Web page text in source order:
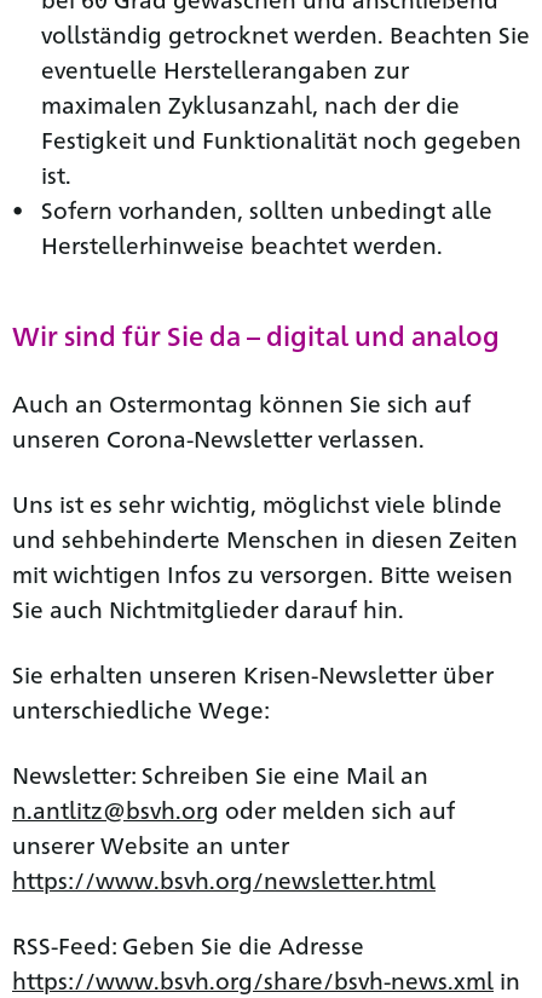
vollständig getrocknet werden. Beachten Sie
eventuelle Herstellerangaben zur
maximalen Zyklusanzahl, nach der die
Festigkeit und Funktionalität noch gegeben
ist.
Sofern vorhanden, sollten unbedingt alle
Herstellerhinweise beachtet werden.
Wir sind für Sie da – digital und analog
Auch an Ostermontag können Sie sich auf
unseren Corona-Newsletter verlassen.
Uns ist es sehr wichtig, möglichst viele blinde
und sehbehinderte Menschen in diesen Zeiten
mit wichtigen Infos zu versorgen. Bitte weisen
Sie auch Nichtmitglieder darauf hin.
Sie erhalten unseren Krisen-Newsletter über
unterschiedliche Wege:
Newsletter: Schreiben Sie eine Mail an
n.antlitz@bsvh.org oder melden sich auf
unserer Website an unter
https://www.bsvh.org/newsletter.html
RSS-Feed: Geben Sie die Adresse
https://www.bsvh.org/share/bsvh-news.xml in